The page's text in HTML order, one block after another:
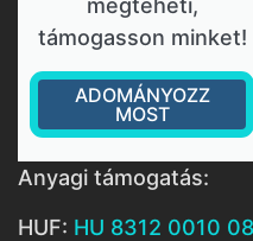
megteheti,
támogasson minket!
ADOMÁNYOZZ
MOST
Anyagi támogatás:
HUF: HU 8312 0010